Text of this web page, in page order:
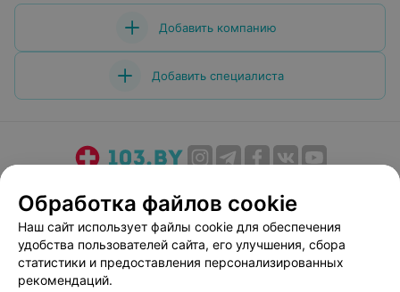
Добавить компанию
Добавить специалиста
Медицинский маркетинг
Публичный договор
Пользовательское соглашение
Способы оплаты
Вакансии
Партнеры
Написать руководителю 103.by
Обработка файлов cookie
Наш сайт использует файлы cookie для обеспечения
удобства пользователей сайта, его улучшения, сбора
статистики и предоставления персонализированных
рекомендаций.